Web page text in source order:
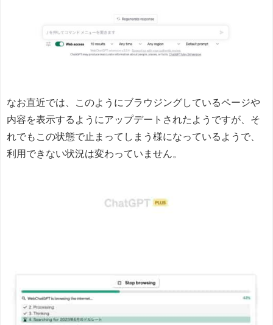
なお直近では、このようにブラウジングしているページや
内容を表示するようにアップデートされたようですが、そ
れでもこの状態で止まってしまう様になっているようで、
利用できない状況は変わっていません。